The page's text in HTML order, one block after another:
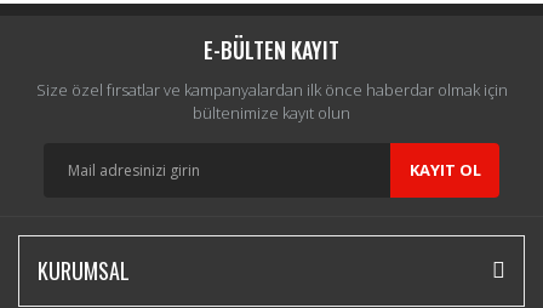
E-BÜLTEN KAYIT
Size özel fırsatlar ve kampanyalardan ilk önce haberdar olmak için
bültenimize kayıt olun
KAYIT OL
KURUMSAL